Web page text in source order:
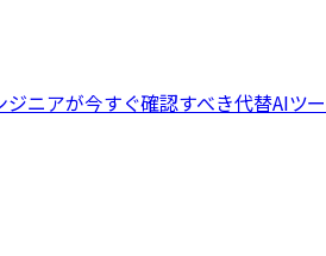
ニアが今すぐ確認すべき代替AIツ